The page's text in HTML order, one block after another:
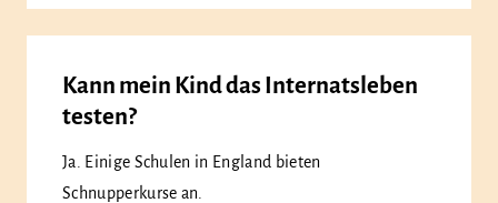
Kann mein Kind das Internatsleben
testen?
Ja. Einige Schulen in England bieten
Schnupperkurse an.